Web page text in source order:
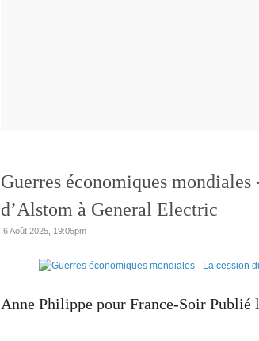
Guerres économiques
d’Alstom à General Electric
6 Août 2025, 19:05pm
Anne Philippe pour France-Soir Publié